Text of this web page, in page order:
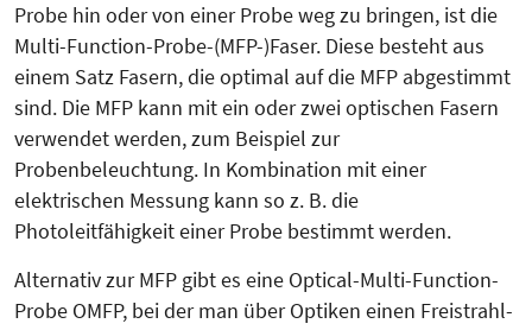
Probe hin oder von einer Probe weg zu bringen, ist die
Multi-Function-Probe-(MFP-)Faser. Diese besteht aus
einem Satz Fasern, die optimal auf die MFP abgestimmt
sind. Die MFP kann mit ein oder zwei optischen Fasern
verwendet werden, zum Beispiel zur
Probenbeleuchtung. In Kombination mit einer
elektrischen Messung kann so z. B. die
Photoleitfähigkeit einer Probe bestimmt werden.
Alternativ zur MFP gibt es eine Op­ti­cal-Multi-Function-
Probe OMFP, bei der man über Optiken einen Frei­strahl-